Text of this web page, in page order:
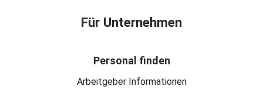
Für Unternehmen
Personal finden
Arbeitgeber Informationen